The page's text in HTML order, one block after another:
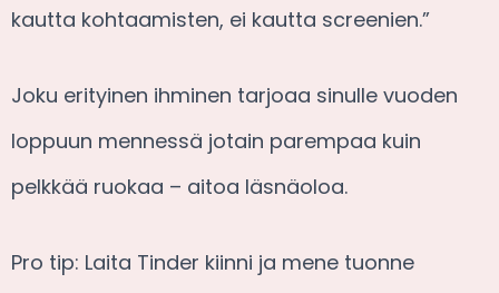
kautta kohtaamisten, ei kautta screenien.”
Joku erityinen ihminen tarjoaa sinulle vuoden
loppuun mennessä jotain parempaa kuin
pelkkää ruokaa – aitoa läsnäoloa.
Pro tip: Laita Tinder kiinni ja mene tuonne